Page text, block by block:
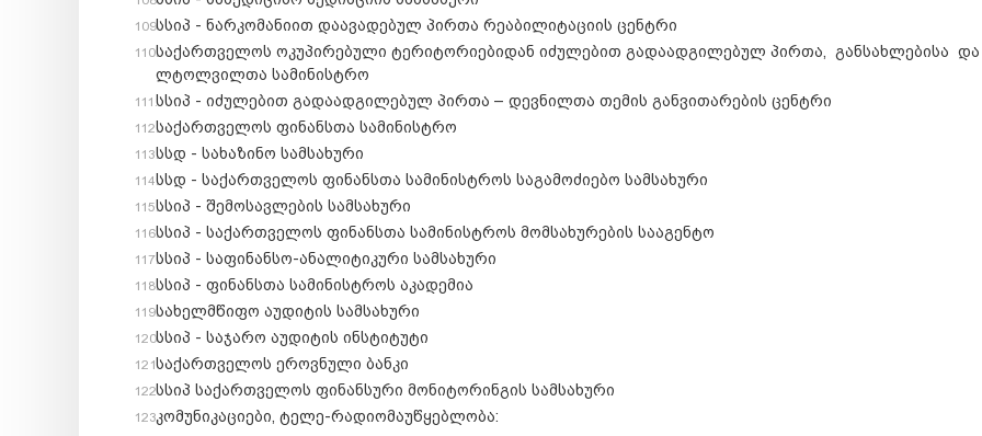
სსიპ - ნარკომანიით დაავადებულ პირთა რეაბილიტაციის ცენტრი
საქართველოს ოკუპირებული ტერიტორიებიდან იძულებით გადაადგილებულ პირთა, განსახლებისა და
ლტოლვილთა სამინისტრო
სსიპ - იძულებით გადაადგილებულ პირთა – დევნილთა თემის განვითარების ცენტრი
საქართველოს ფინანსთა სამინისტრო
სსდ - სახაზინო სამსახური
სსდ - საქართველოს ფინანსთა სამინისტროს საგამოძიებო სამსახური
სსიპ - შემოსავლების სამსახური
სსიპ - საქართველოს ფინანსთა სამინისტროს მომსახურების სააგენტო
სსიპ - საფინანსო-ანალიტიკური სამსახური
სსიპ - ფინანსთა სამინისტროს აკადემია
სახელმწიფო აუდიტის სამსახური
სსიპ - საჯარო აუდიტის ინსტიტუტი
საქართველოს ეროვნული ბანკი
სსიპ საქართველოს ფინანსური მონიტორინგის სამსახური
კომუნიკაციები, ტელე-რადიომაუწყებლობა: